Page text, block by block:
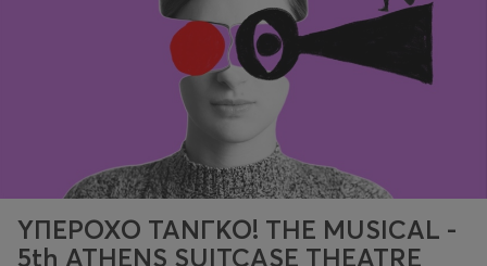
ΥΠΕΡΟΧΟ ΤΑΝΓΚΟ! ΤHE MUSICAL -
5th ATHENS SUITCASE THEATRE